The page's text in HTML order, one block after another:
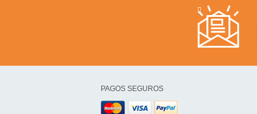
PAGOS SEGUROS